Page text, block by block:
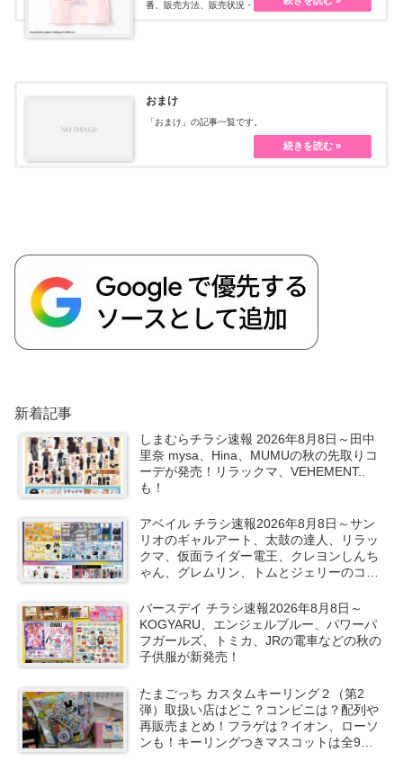
番、販売方法、販売状況・・・続きを読む
おまけ
「おまけ」の記事一覧です。
新着記事
しまむらチラシ速報 2026年8月8日～田中
里奈 mysa、Hina、MUMUの秋の先取りコ
ーデが発売！リラックマ、VEHEMENT..
も！
アベイル チラシ速報2026年8月8日～サン
リオのギャルアート、太鼓の達人、リラッ
クマ、仮面ライダー電王、クレヨンしんち
ゃん、グレムリン、トムとジェリーのコラ
バースデイ チラシ速報2026年8月8日～
KOGYARU、エンジェルブルー、パワーパ
フガールズ、トミカ、JRの電車などの秋の
子供服が新発売！
たまごっち カスタムキーリング２（第2
弾）取扱い店はどこ？コンビニは？配列や
再販売まとめ！フラゲは？イオン、ローソ
ンも！キーリングつきマスコットは全9種